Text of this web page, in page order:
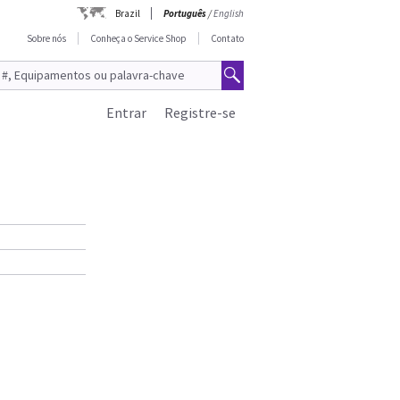
Brazil Português/English
Sobre nós
Conheça o Service Shop Contato
Registre-se
Entrar